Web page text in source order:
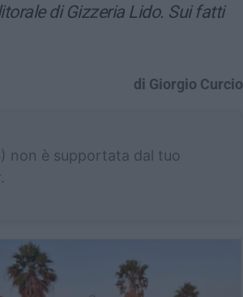
di Gizzeria Lido. Sui fatti
di Giorgio Curcio
non è supportata dal tuo